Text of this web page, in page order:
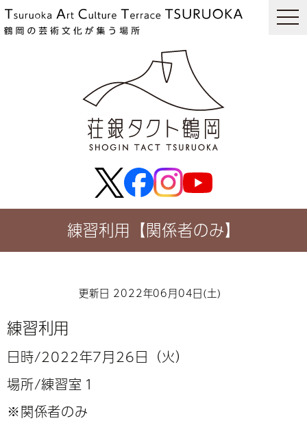
練習利用【関係者のみ】
更新日 2022年06月04日(土)
練習利用
日時/2022年7月26日（火）
場所/練習室１
※関係者のみ